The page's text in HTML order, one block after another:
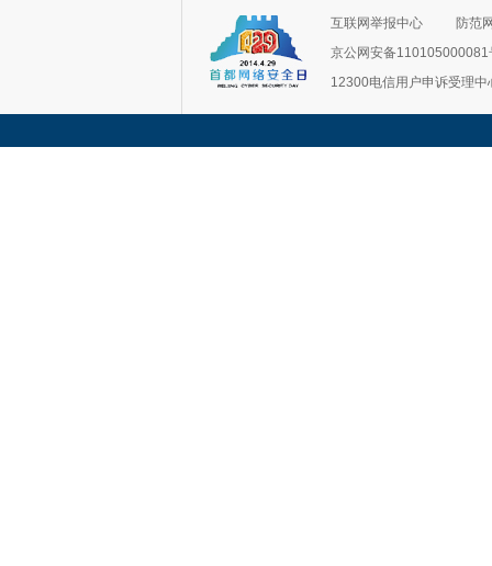
互联网举报中心
防范
京公网安备110105000081
12300电信用户申诉受理中